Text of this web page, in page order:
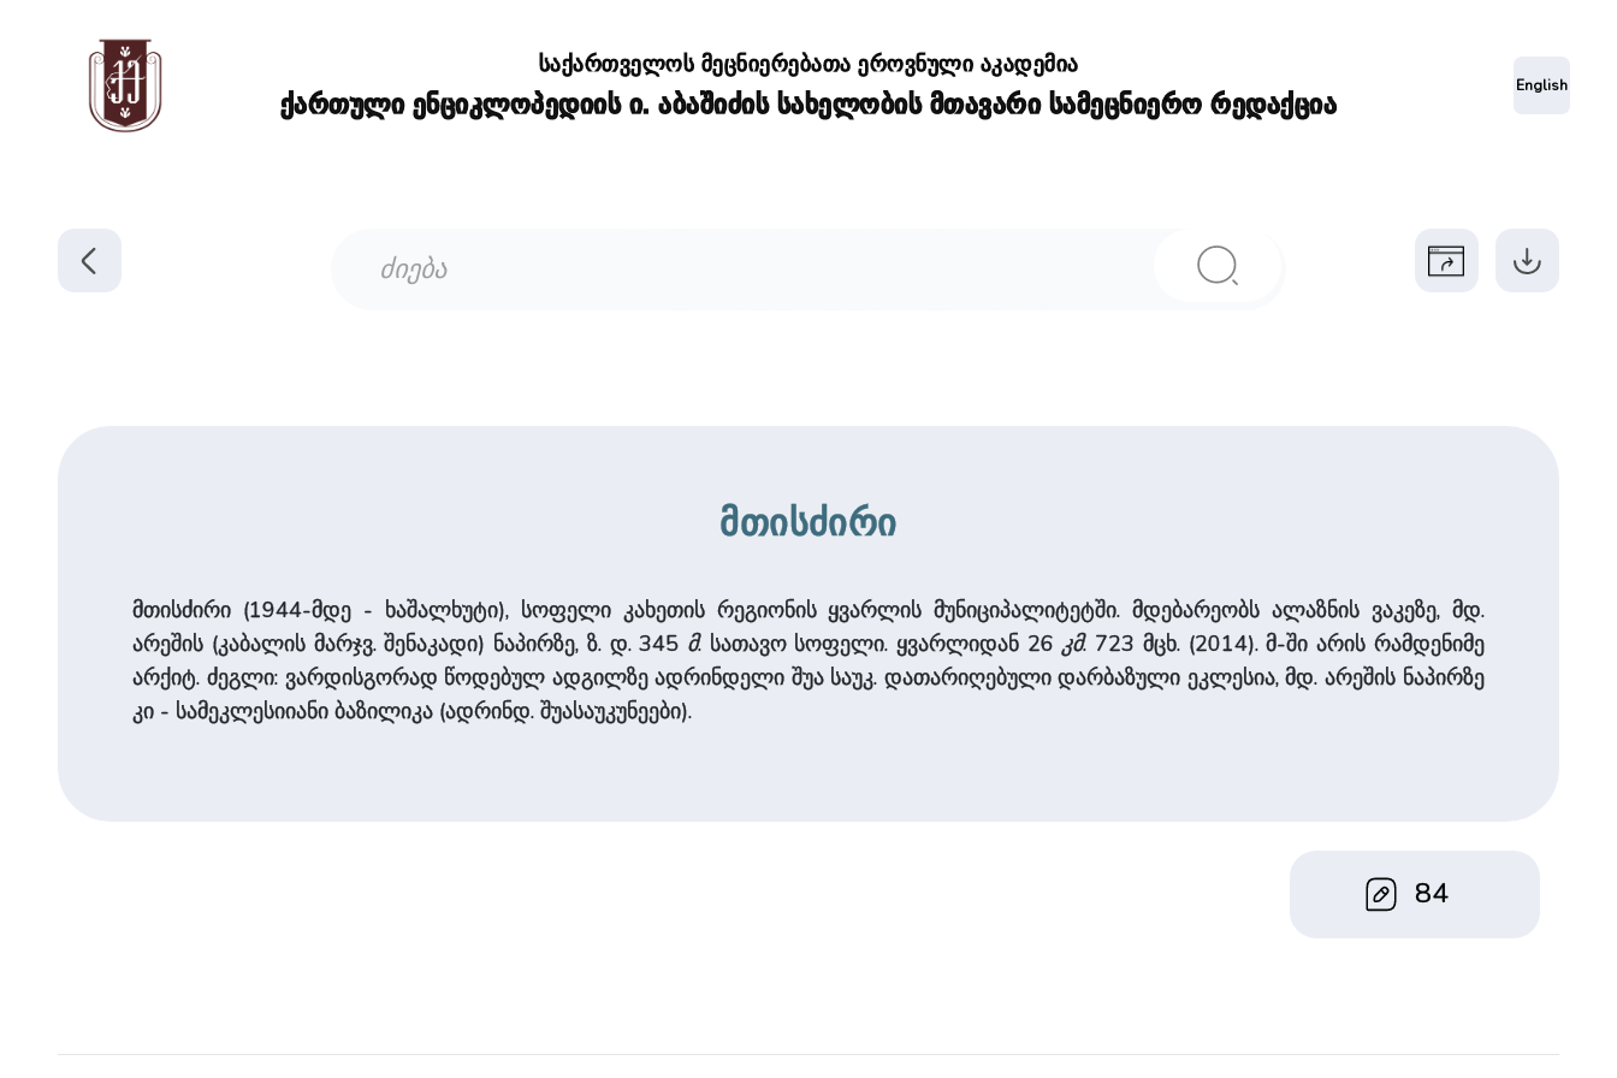
საქართველოს მეცნიერებათა ეროვნული აკადემია
ქართული ენციკლოპედიის ი. აბაშიძის სახელობის მთავარი სამეცნიერო რედაქცია
English
მთისძირი
მთისძირი (1944-მდე - ხაშალხუტი), სოფელი კახეთის რეგიონის ყვარლის მუნიციპალიტეტში. მდებარეობს ალაზნის ვაკეზე, მდ.
არეშის (კაბალის მარჯვ. შენაკადი) ნაპირზე, ზ. დ. 345 მ. სათავო სოფელი. ყვარლიდან 26 კმ. 723 მცხ. (2014). მ-ში არის რამდენიმე
არქიტ. ძეგლი: ვარდისგორად წოდებულ ადგილზე ადრინდელი შუა საუკ. დათარიღებული დარბაზული ეკლესია, მდ. არეშის ნაპირზე
კი - სამეკლესიიანი ბაზილიკა (ადრინდ. შუასაუკუნეები).
84